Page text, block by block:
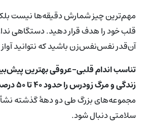
قلب خود را هدف قرار دهید. دستگاهی
آن‌قدر نفس‌نفس‌زن باشید که نتوانید آواز
تناسب اندام قلبی-عروقی بهترین
زندگی و مرگ زودرس را حدود ۴۰ تا ۵۰ درصد کاهش می‌دهد.
مجموعه‌های بزرگ طی دو دههٔ گذشته
سلامتی دنبال شود.